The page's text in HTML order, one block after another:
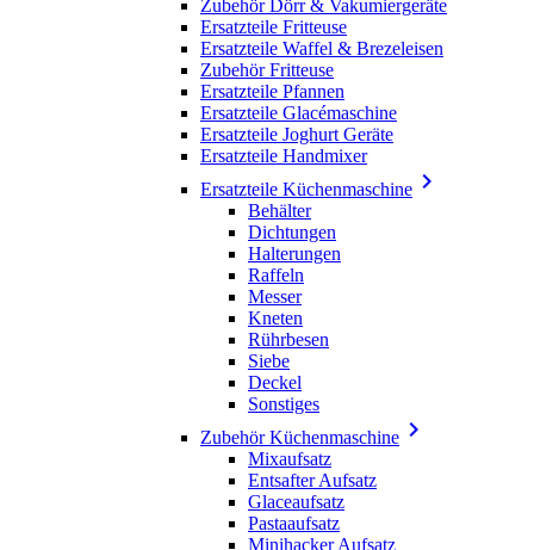
Zubehör Dörr & Vakumiergeräte
Ersatzteile Fritteuse
Ersatzteile Waffel & Brezeleisen
Zubehör Fritteuse
Ersatzteile Pfannen
Ersatzteile Glacémaschine
Ersatzteile Joghurt Geräte
Ersatzteile Handmixer
Ersatzteile Küchenmaschine 
Behälter
Dichtungen
Halterungen
Raffeln
Messer
Kneten
Rührbesen
Siebe
Deckel
Sonstiges
Zubehör Küchenmaschine 
Mixaufsatz
Entsafter Aufsatz
Glaceaufsatz
Pastaaufsatz
Minihacker Aufsatz